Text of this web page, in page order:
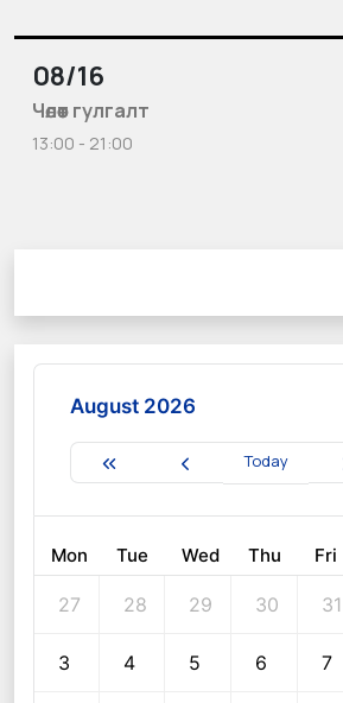
08/16
Чөлөөт гулгалт
13:00 - 21:00
August 2026
Today
Mon Tue Wed Thu Fri
27 28 29 30 31
3 4 5 6 7